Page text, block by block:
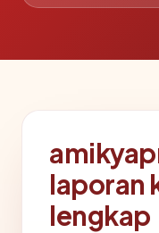
laporan
lengkap